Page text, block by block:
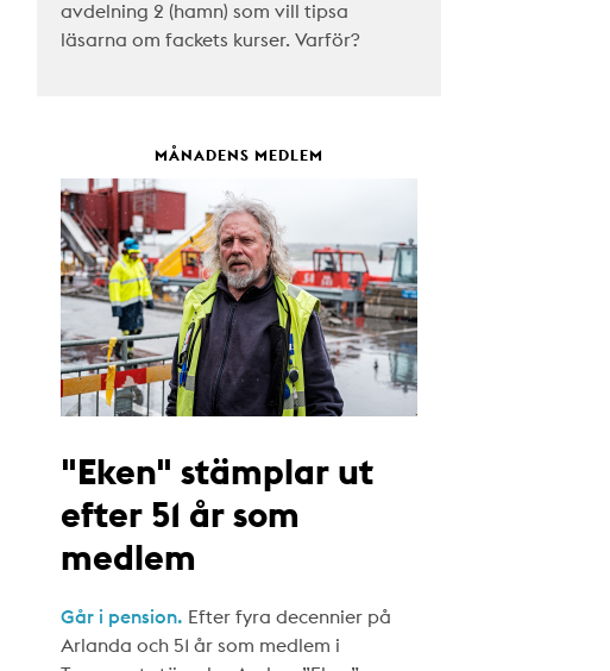
avdelning 2 (hamn) som vill tipsa
läsarna om fackets kurser. Varför?
MÅNADENS MEDLEM
"Eken" stämplar ut
efter 51 år som
medlem
Går i pension. Efter fyra decennier på
Arlanda och 51 år som medlem i